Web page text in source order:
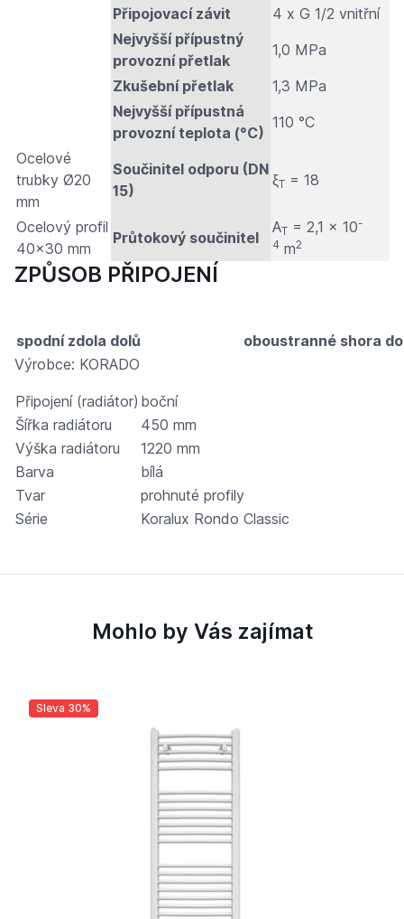
Připojovací závit
4 x G 1/2 vnitřní
Nejvyšší přípustný
provozní přetlak
1,0 MPa
Zkušební přetlak
1,3 MPa
Nejvyšší přípustná
provozní teplota (°C)
110 °C
Ocelové
trubky Ø20
mm
Součinitel odporu (DN
15)
ξT = 18
Ocelový profil
40x30 mm
Průtokový součinitel
AT = 2,1 × 10-
4 m2
ZPŮSOB PŘIPOJENÍ
spodní zdola dolů
oboustranné shora
Výrobce: KORADO
Připojení (radiátor) boční
Šířka radiátoru
450 mm
Výška radiátoru
1220 mm
Barva
bílá
Tvar
prohnuté profily
Série
Koralux Rondo Classic
Mohlo by Vás zajímat
Sleva 30%